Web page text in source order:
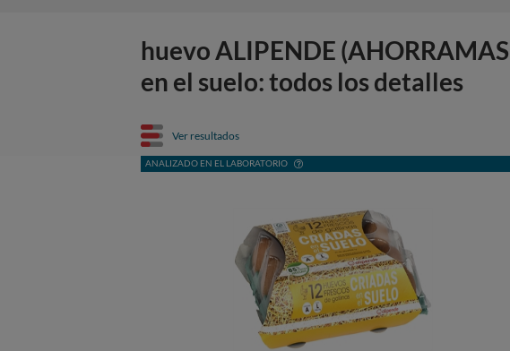
huevo ALIPENDE
en el suelo: todos los detalles
Ver resultados
ANALIZADO EN EL LABORATORIO